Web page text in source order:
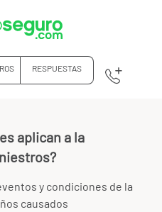
RESPUESTAS
aplican a la
y condiciones de la
causados